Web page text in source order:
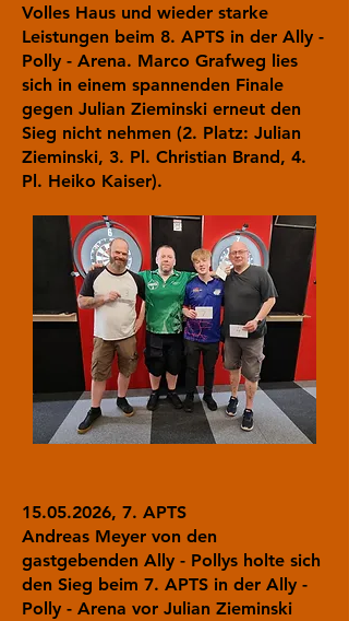
Volles Haus und wieder starke
Leistungen beim 8. APTS in der Ally -
Polly - Arena. Marco Grafweg lies
sich in einem spannenden Finale
gegen Julian Zieminski erneut den
Sieg nicht nehmen (2. Platz: Julian
Zieminski, 3. Pl. Christian Brand, 4.
Pl. Heiko Kaiser).
15.05.2026, 7. APTS
Andreas Meyer von den
gastgebenden Ally - Pollys holte sich
den Sieg beim 7. APTS in der Ally -
Polly - Arena vor Julian Zieminski